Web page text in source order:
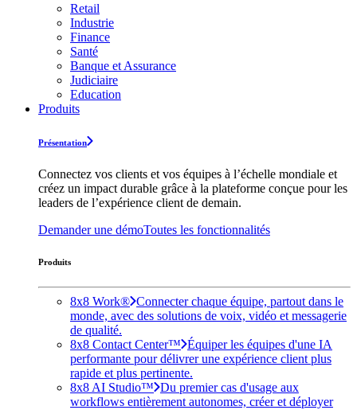
Retail
Industrie
Finance
Santé
Banque et Assurance
Judiciaire
Education
Produits
Présentation
Connectez vos clients et vos équipes à l’échelle mondiale et
créez un impact durable grâce à la plateforme conçue pour les
leaders de l’expérience client de demain.
Demander une démoToutes les fonctionnalités
Produits
8x8 Work® Connecter chaque équipe, partout dans le
monde, avec des solutions de voix, vidéo et messagerie
de qualité.
8x8 Contact Center™ Équiper les équipes d'une IA
performante pour délivrer une expérience client plus
rapide et plus pertinente.
8x8 AI Studio™ Du premier cas d'usage aux
workflows entièrement autonomes, créer et déployer